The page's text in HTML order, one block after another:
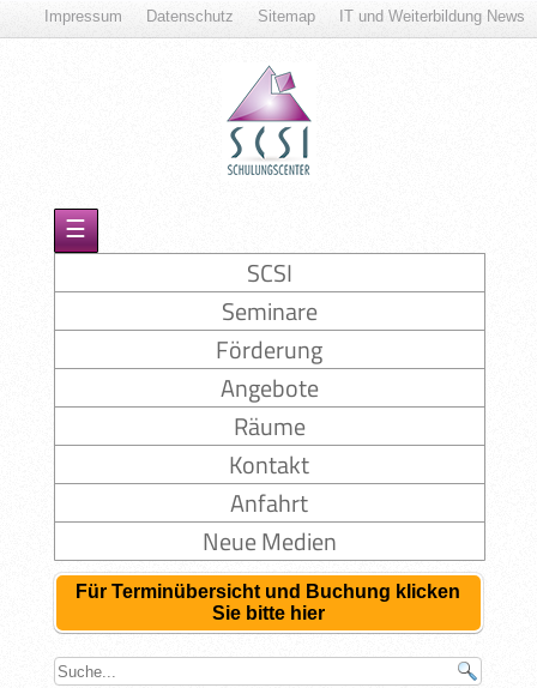
IT und Weiterbildung News
Sitemap
Datenschutz
Impressum
☰
SCSI
Seminare
Förderung
Angebote
Räume
Kontakt
Anfahrt
Neue Medien
Für Terminübersicht und Buchung klicken
Sie bitte hier